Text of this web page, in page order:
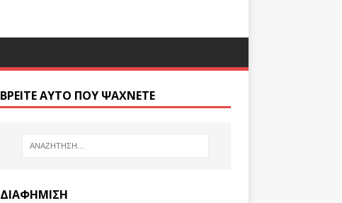
ΒΡΕΊΤΕ ΑΥΤΌ ΠΟΥ ΨΆΧΝΕΤΕ
ΔΙΑΦΉΜΙΣΗ